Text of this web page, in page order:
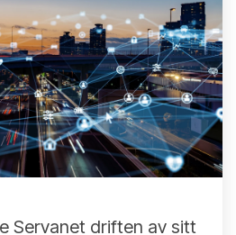
Servanet driften av sitt